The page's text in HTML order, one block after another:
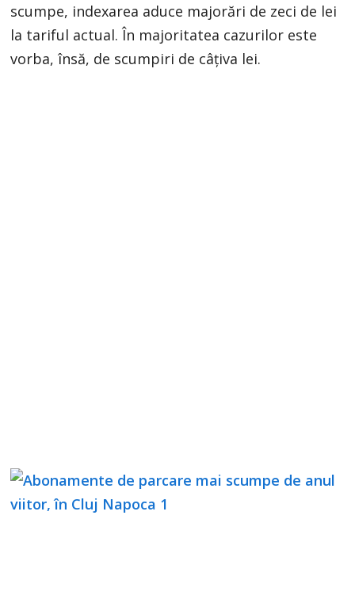
scumpe, indexarea aduce majorări de zeci de lei
la tariful actual. În majoritatea cazurilor este
vorba, însă, de scumpiri de câțiva lei.